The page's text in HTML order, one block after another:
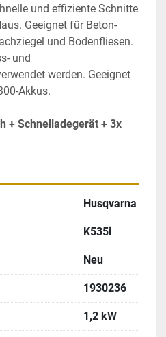
und effiziente Schnitte
Geeignet für Beton-
und Bodenfliesen.
und
werden. Geeignet
Akkus.
+ Schnelladegerät + 3x
Husqvarna
K535i
Neu
1930236
1,2 kW